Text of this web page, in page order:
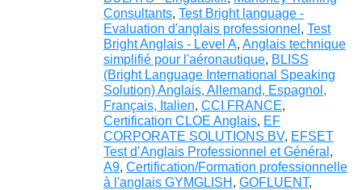
Consultants, Test Bright language -
Evaluation d'anglais professionnel , Test
Bright Anglais - Level A, Anglais technique
simplifié pour l'aéronautique, BLISS
(Bright Language International Speaking
Solution) Anglais, Allemand, Espagnol,
Français, Italien, CCI FRANCE,
Certification CLOE Anglais, EF
CORPORATE SOLUTIONS BV, EFSET
Test d’Anglais Professionnel et Général ,
A9, Certification/Formation professionnelle
à l'anglais GYMGLISH , GOFLUENT,